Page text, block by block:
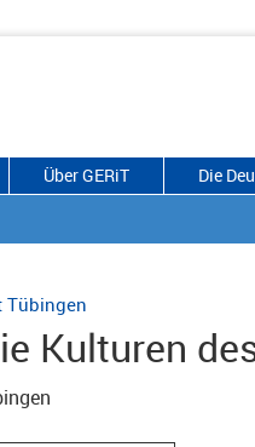
Über GERiT Die
Tübingen
Kulturen